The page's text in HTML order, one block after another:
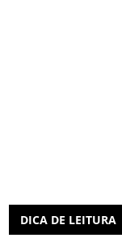
DICA DE LEITURA